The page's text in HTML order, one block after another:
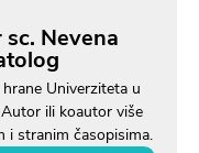
Nevena
Univerziteta u
ili koautor više
i stranim časopisima.